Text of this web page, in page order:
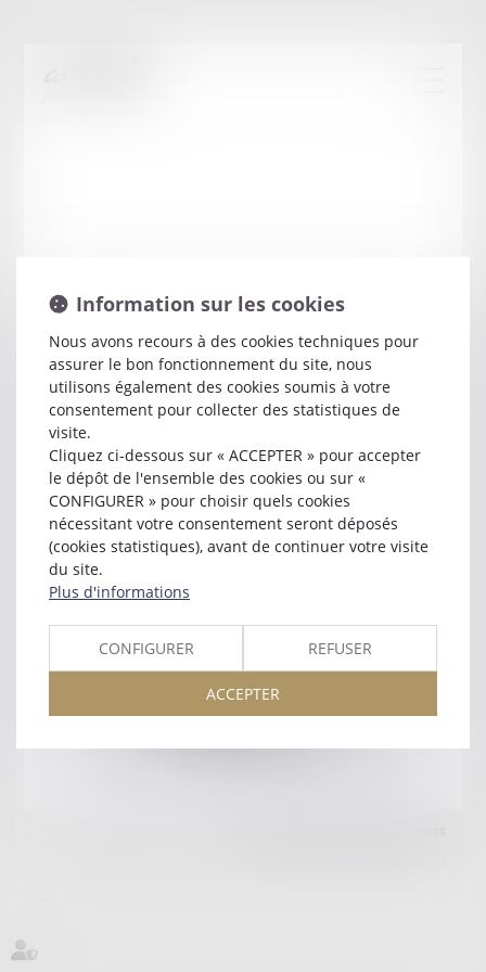
BernardVIAL
14 BOULEVARD THOMAS WILSON
66005 PERPIGNAN
Tél :04 68 51 22 29
Retour
HonorairesMentions légalesPlan du site
11 Place des Cinq Martyrs du Lycée Buffon, 75014 PARIS
Information sur les cookies
Nous avons recours à des cookies techniques pour
assurer le bon fonctionnement du site, nous
utilisons également des cookies soumis à votre
consentement pour collecter des statistiques de
visite.
Cliquez ci-dessous sur « ACCEPTER » pour accepter
le dépôt de l'ensemble des cookies ou sur «
CONFIGURER » pour choisir quels cookies
nécessitant votre consentement seront déposés
(cookies statistiques), avant de continuer votre visite
du site.
Plus d'informations
CONFIGURER REFUSER
ACCEPTER